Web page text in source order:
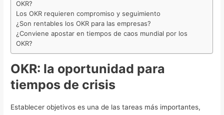
OKR?
Los OKR requieren compromiso y seguimiento
¿Son rentables los OKR para las empresas?
¿Conviene apostar en tiempos de caos mundial por los
OKR?
OKR: la oportunidad para
tiempos de crisis
Establecer objetivos es una de las tareas más importantes,